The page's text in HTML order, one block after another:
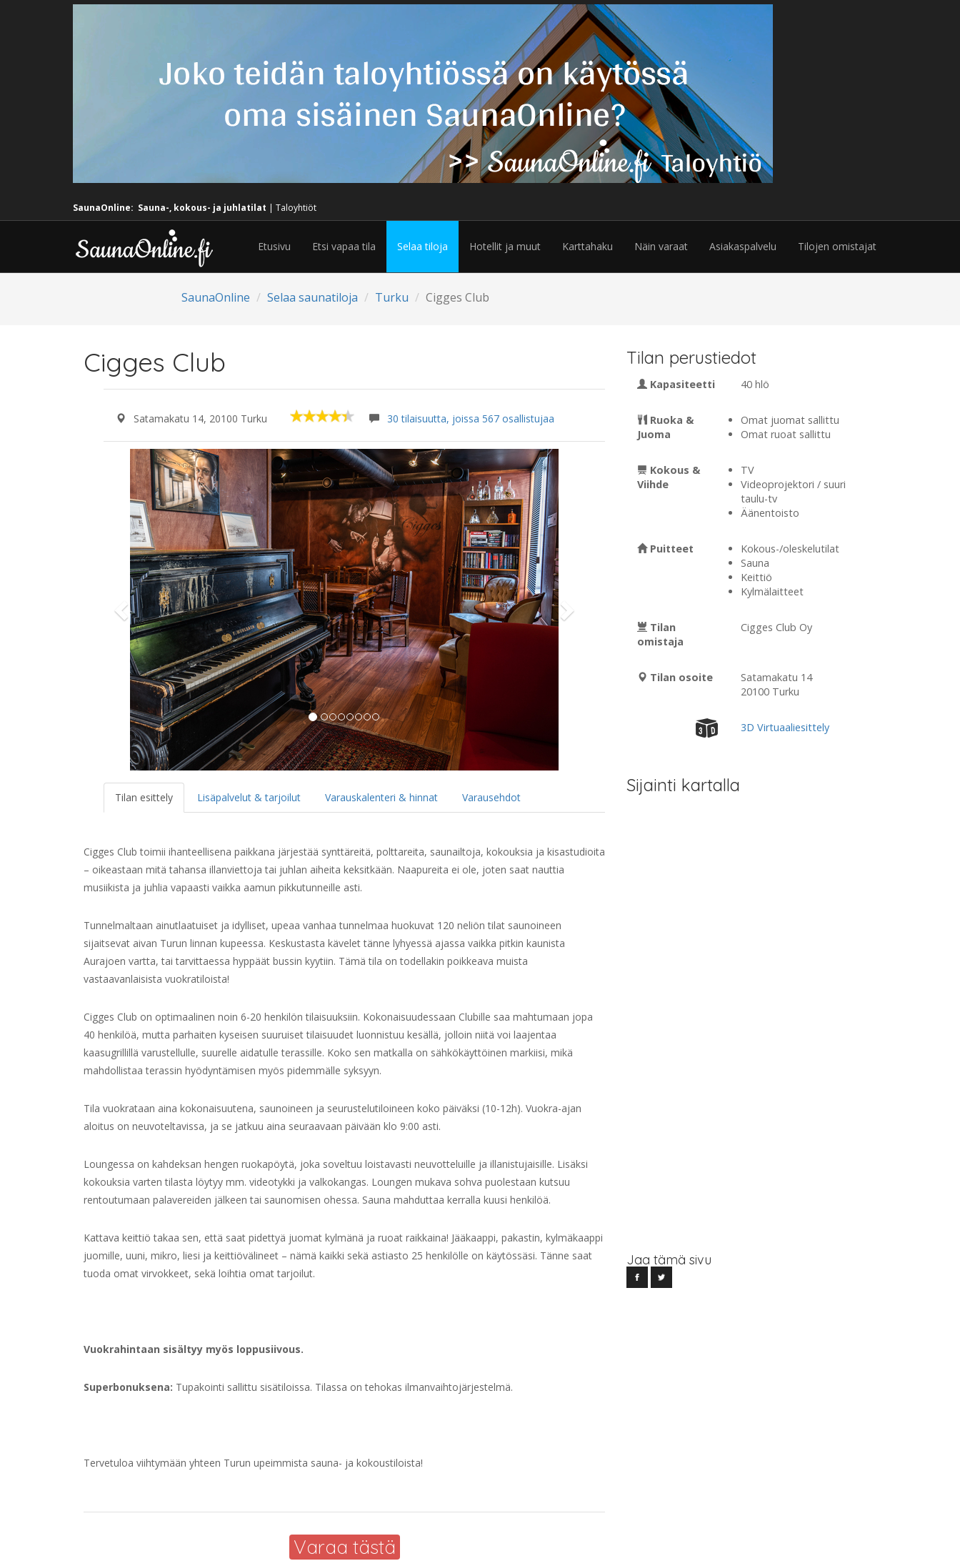
SaunaOnline: Sauna-, kokous- ja juhlatilat | Taloyhtiöt
Etusivu Etsi vapaa tila Selaa tiloja Hotellit ja muut Karttahaku Näin varaat Asiakaspalvelu Tilojen omistajat
SaunaOnline Selaa saunatiloja Turku Cigges Club
Cigges Club
Satamakatu 14, 20100 Turku 30 tilaisuutta, joissa 567 osallistujaa
Previous
Tilan esittely Lisäpalvelut & tarjoilut Varauskalenteri & hinnat Varausehdot
Cigges Club toimii ihanteellisena paikkana järjestää synttäreitä, polttareita, saunailtoja, kokouksia ja kisastudioita
– oikeastaan mitä tahansa illanviettoja tai juhlan aiheita keksitkään. Naapureita ei ole, joten saat nauttia
musiikista ja juhlia vapaasti vaikka aamun pikkutunneille asti.
Tunnelmaltaan ainutlaatuiset ja idylliset, upeaa vanhaa tunnelmaa huokuvat 120 neliön tilat saunoineen
sijaitsevat aivan Turun linnan kupeessa. Keskustasta kävelet tänne lyhyessä ajassa vaikka pitkin kaunista
Aurajoen vartta, tai tarvittaessa hyppäät bussin kyytiin. Tämä tila on todellakin poikkeava muista
vastaavanlaisista vuokratiloista!
Cigges Club on optimaalinen noin 6-20 henkilön tilaisuuksiin. Kokonaisuudessaan Clubille saa mahtumaan jopa
40 henkilöä, mutta parhaiten kyseisen suuruiset tilaisuudet luonnistuu kesällä, jolloin niitä voi laajentaa
kaasugrillillä varustellulle, suurelle aidatulle terassille. Koko sen matkalla on sähkökäyttöinen markiisi, mikä
mahdollistaa terassin hyödyntämisen myös pidemmälle syksyyn.
Tila vuokrataan aina kokonaisuutena, saunoineen ja seurustelutiloineen koko päiväksi (10-12h). Vuokra-ajan
aloitus on neuvoteltavissa, ja se jatkuu aina seuraavaan päivään klo 9:00 asti.
Loungessa on kahdeksan hengen ruokapöytä, joka soveltuu loistavasti neuvotteluille ja illanistujaisille. Lisäksi
kokouksia varten tilasta löytyy mm. videotykki ja valkokangas. Loungen mukava sohva puolestaan kutsuu
rentoutumaan palavereiden jälkeen tai saunomisen ohessa. Sauna mahduttaa kerralla kuusi henkilöä.
Kattava keittiö takaa sen, että saat pidettyä juomat kylmänä ja ruoat raikkaina! Jääkaappi, pakastin, kylmäkaappi
juomille, uuni, mikro, liesi ja keittiövälineet – nämä kaikki sekä astiasto 25 henkilölle on käytössäsi. Tänne saat
tuoda omat virvokkeet, sekä loihtia omat tarjoilut.
Vuokrahintaan sisältyy myös loppusiivous.
Superbonuksena: Tupakointi sallittu sisätiloissa. Tilassa on tehokas ilmanvaihtojärjestelmä.
Tervetuloa viihtymään yhteen Turun upeimmista sauna- ja kokoustiloista!
Varaa tästä
Tilan perustiedot
Kapasiteetti 40 hlö
Ruoka &
Juoma
Omat juomat sallittu
Omat ruoat sallittu
Kokous &
Viihde
TV
Videoprojektori / suuri
taulu-tv
Äänentoisto
Puitteet
Kokous-/oleskelutilat
Sauna
Keittiö
Kylmälaitteet
Tilan
omistaja
Cigges Club Oy
Tilan osoite
Satamakatu 14
20100 Turku
3D Virtuaaliesittely
Sijainti kartalla
Jaa tämä sivu